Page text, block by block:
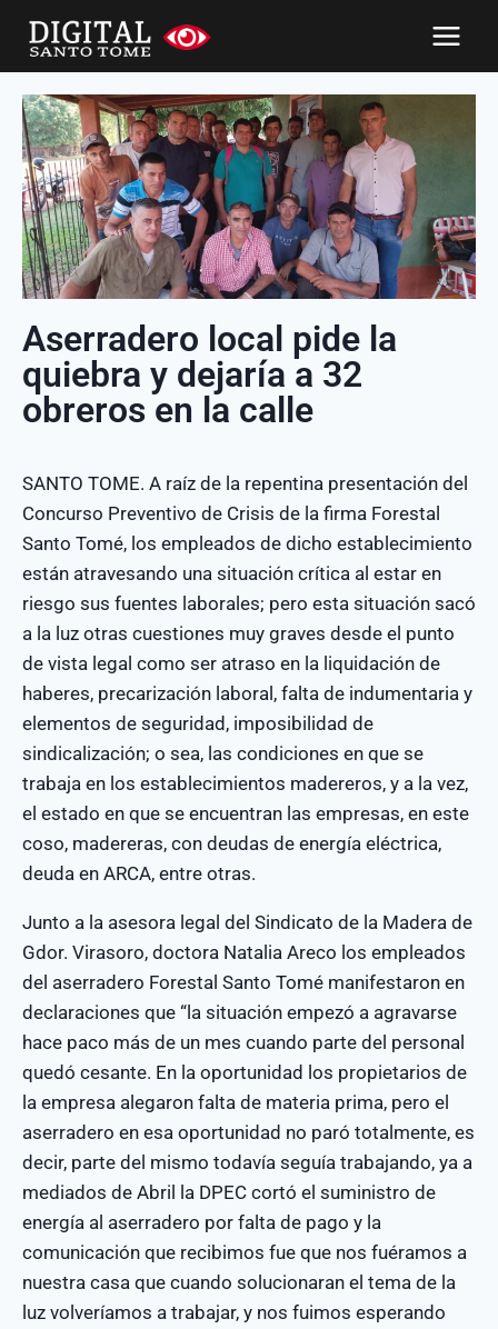
Aserradero local pide la
quiebra y dejaría a 32
obreros en la calle
SANTO TOME. A raíz de la repentina presentación del
Concurso Preventivo de Crisis de la firma Forestal
Santo Tomé, los empleados de dicho establecimiento
están atravesando una situación crítica al estar en
riesgo sus fuentes laborales; pero esta situación sacó
a la luz otras cuestiones muy graves desde el punto
de vista legal como ser atraso en la liquidación de
haberes, precarización laboral, falta de indumentaria y
elementos de seguridad, imposibilidad de
sindicalización; o sea, las condiciones en que se
trabaja en los establecimientos madereros, y a la vez,
el estado en que se encuentran las empresas, en este
coso, madereras, con deudas de energía eléctrica,
deuda en ARCA, entre otras.
Junto a la asesora legal del Sindicato de la Madera de
Gdor. Virasoro, doctora Natalia Areco los empleados
del aserradero Forestal Santo Tomé manifestaron en
declaraciones que “la situación empezó a agravarse
hace paco más de un mes cuando parte del personal
quedó cesante. En la oportunidad los propietarios de
la empresa alegaron falta de materia prima, pero el
aserradero en esa oportunidad no paró totalmente, es
decir, parte del mismo todavía seguía trabajando, ya a
mediados de Abril la DPEC cortó el suministro de
energía al aserradero por falta de pago y la
comunicación que recibimos fue que nos fuéramos a
nuestra casa que cuando solucionaran el tema de la
luz volveríamos a trabajar, y nos fuimos esperando